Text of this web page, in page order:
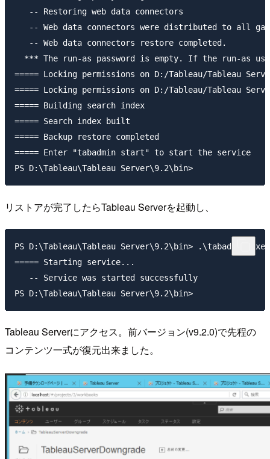
   -- Restoring web data connectors
-- Web data connectors were distributed to all
   -- Web data connectors restore completed.
*** The run-as password is empty. If the run-as
===== Locking permissions on D:/Tableau/Tableau
===== Locking permissions on D:/Tableau/Tableau
===== Building search index
===== Search index built
===== Backup restore completed
===== Enter "tabadmin start" to start the service
リストアが完了したらTableau Serverを起動し、
PS D:\Tableau\Tableau Server\9.2\bin>
===== Starting service...
   -- Service was started successfully
Tableau Serverにアクセス。前バージョン(v9.2.0)で先程の
コンテンツ一式が復元出来ました。